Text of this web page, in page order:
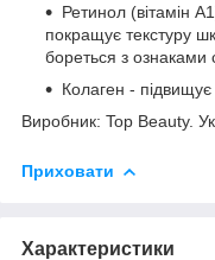
Ретинол (вітамін
покращує текстуру
бореться з ознаками
Колаген - підвищує
Виробник: Top Beauty.
Приховати
Характеристики